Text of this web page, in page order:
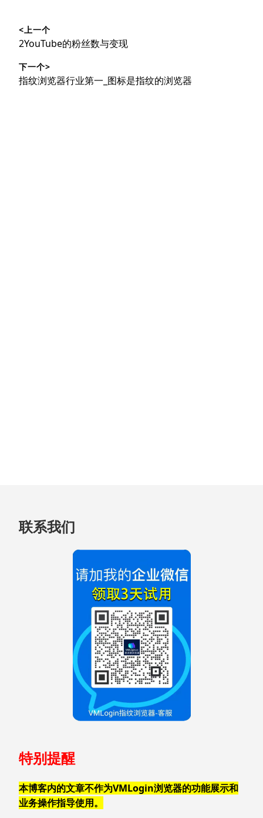
章
导
航
<上一个
上
文
章：
2YouTube的粉丝数与变现
下一个>
下
指纹浏览器行业第一_图标是指纹的浏览器
至
联系我们
特别提醒
本博客内的文章不作为VMLogin浏览器的功能展示和
业务操作指导使用。